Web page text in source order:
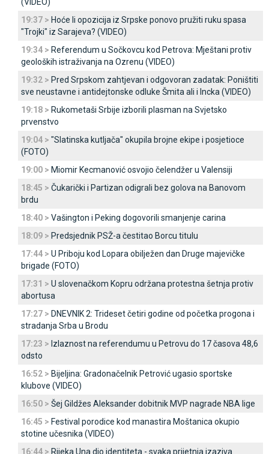
19:37 > Hoće li opozicija iz Srpske ponovo pružiti ruku spasa
"Trojki" iz Sarajeva? (VIDEO)
19:34 > Referendum u Sočkovcu kod Petrova: Mještani protiv
geoloških istraživanja na Ozrenu (VIDEO)
19:32 > Pred Srpskom zahtjevan i odgovoran zadatak: Poništiti
sve neustavne i antidejtonske odluke Šmita ali i Incka (VIDEO)
19:18 > Rukometaši Srbije izborili plasman na Svjetsko
prvenstvo
19:04 > "Slatinska kutljača" okupila brojne ekipe i posjetioce
(FOTO)
19:00 > Miomir Kecmanović osvojio čelendžer u Valensiji
18:45 > Čukarički i Partizan odigrali bez golova na Banovom
brdu
18:40 > Vašington i Peking dogovorili smanjenje carina
18:09 > Predsjednik PSŽ-a čestitao Borcu titulu
17:44 > U Priboju kod Lopara obilježen dan Druge majevičke
brigade (FOTO)
17:31 > U slovenačkom Kopru održana protestna šetnja protiv
abortusa
17:27 > DNEVNIK 2: Trideset četiri godine od početka progona i
stradanja Srba u Brodu
17:23 > Izlaznost na referendumu u Petrovu do 17 časova 48,6
odsto
16:52 > Bijeljina: Gradonačelnik Petrović ugasio sportske
klubove (VIDEO)
16:50 > Šej Gildžes Aleksander dobitnik MVP nagrade NBA lige
16:45 > Festival porodice kod manastira Moštanica okupio
stotine učesnika (VIDEO)
16:44 > Rijeka Una dio identiteta - svaka prijetnja izaziva